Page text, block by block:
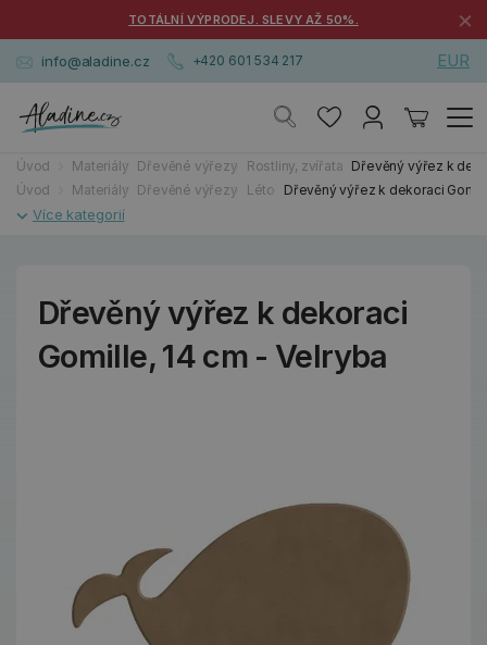
TOTÁLNÍ VÝPRODEJ. SLEVY AŽ 50%. ×
info@aladine.cz +420 601 534 217 EUR
Úvod Materiály Dřevěné výřezy Rostliny, zvířata Dřevěný výřez k
Úvod
Materiály Dřevěné výřezy Léto Dřevěný výřez k dekoraci
Dřevěný výřez k dekoraci
Gomille, 14 cm - Velryba